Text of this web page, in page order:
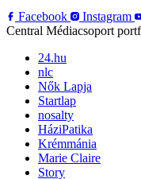
Facebook
Instagram
Central Médiacsoport
24.hu
nlc
Nők Lapja
Startlap
nosalty
HáziPatika
Krémmánia
Marie Claire
Story